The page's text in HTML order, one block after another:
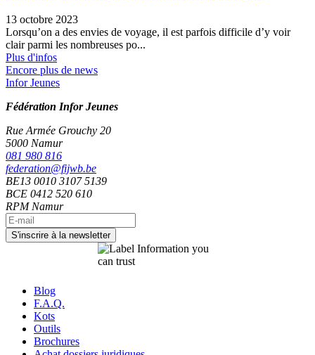
13 octobre 2023
Lorsqu’on a des envies de voyage, il est parfois difficile d’y voir
clair parmi les nombreuses po...
Plus d'infos
Encore plus de news
Infor Jeunes
Fédération Infor Jeunes
Rue Armée Grouchy 20
5000 Namur
081 980 816
federation@fijwb.be
BE13 0010 3107 5139
BCE 0412 520 610
RPM Namur
Blog
F.A.Q.
Kots
Outils
Brochures